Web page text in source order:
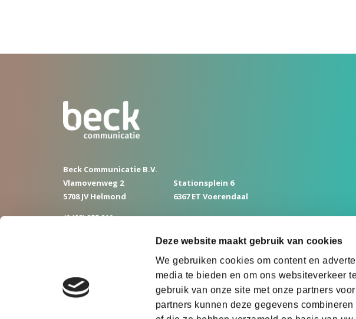
Deze website maakt gebruik van cookies
We gebruiken cookies om content en
media te bieden en om ons websiteverkeer
gebruik van onze site met onze partners
partners kunnen deze gegevens
Beck Communicatie B.V.
Vlamovenweg 2
5708 JV Helmond
(0492) 255 210
Stationsplein 6
6367 ET Voerendaal